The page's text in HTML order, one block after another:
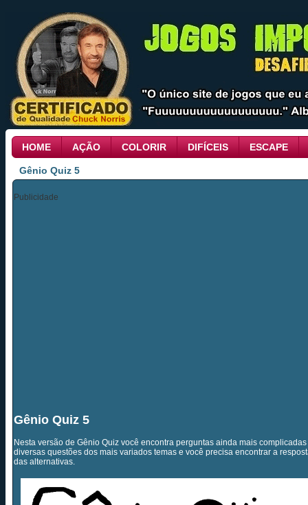
HOME AÇÃO COLORIR DIFÍCEIS ESCAPE
Gênio Quiz 5
Publicidade
Gênio Quiz 5
Nesta versão de Gênio Quiz você encontra perguntas ainda mais
diversas questões dos mais variados temas e você precisa encontrar a
das alternativas.